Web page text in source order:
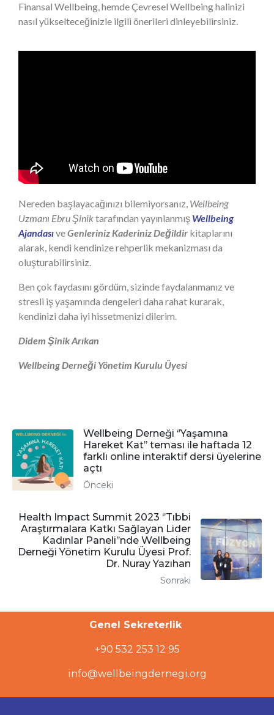
Finansal Wellbeing, hemde Çevresel Wellbeing halinizi
nasıl yükselteceğinizle ilgili önerileri dinleyebilirsiniz.
Nereden başlayacağınızı bilemiyorsanız, Wellbeing
Uzmanı Ebru Şiniktarafından yayınlanmış Wellbeing
AjandasıveGenleriniz Kaderiniz Değildir kitaplarını
alarak, kendi kendinize rehperlik mekanizması da
oluşturabilirsiniz.
Ben çok faydasını gördüm, sizinde faydalanmanız ve
stresli iş yaşamında dengeleri daha rahat kurarak,
kendinizi daha iyi hissetmenizi dilerim.
Didem Şinik Arıkan
Wellbeing Derneği Yönetim Kurulu Üyesi
Wellbeing Derneği ‘’Yaşamına
Hareket Kat’’ teması ile haftada 12
farklı online interaktif dersi üyelerine
açtı
Önceki
Health Impact Summit 2023 ‘’Tıbbi
Araştırmalara Katkı Sağlayan Lider
Kadınlar Paneli’’nde Wellbeing
Derneği Yönetim Kurulu Üyesi Prof.
Dr. Nuray Yazıhan
Sonraki
Genel Sekreterlik
+90 532 253 12 95
info@wellbeingdernegi.org